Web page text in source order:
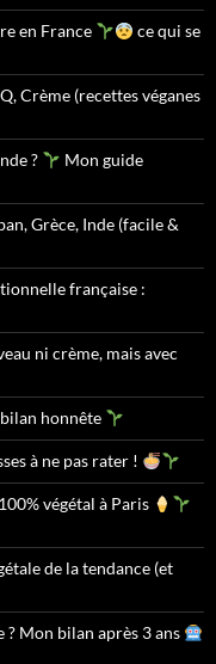
en France
ce qui se
Crème (recettes véganes
?
Mon guide
Grèce, Inde (facile &
française :
ni crème, mais avec
honnête
à ne pas rater !
végétal à Paris
de la tendance (et
? Mon bilan après 3 ans